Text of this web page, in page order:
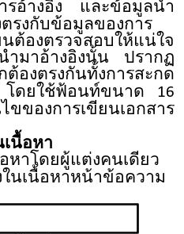
อ้างอิง
และข้อมูลนำ
รงกับข้อมูลของการ
ต้องตรวจสอบให้แน่ใจ
ำมาอ้างอิงนั้น ปรากฏ
ต้องตรงกันทั้งการสะกด
โดยใช้ฟ้อนท์ขนาด
16
ของการเขียนเอกสาร
นื้อหา
หาโดยผู้แต่งคนเดียว
ในเนื้อหาหน้าข้อความ